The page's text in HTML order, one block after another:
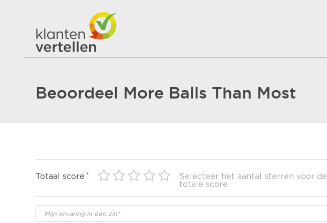
Beoordeel More Balls Than Most
Totaal score
Selecteer het aantal sterren voor de
totale score